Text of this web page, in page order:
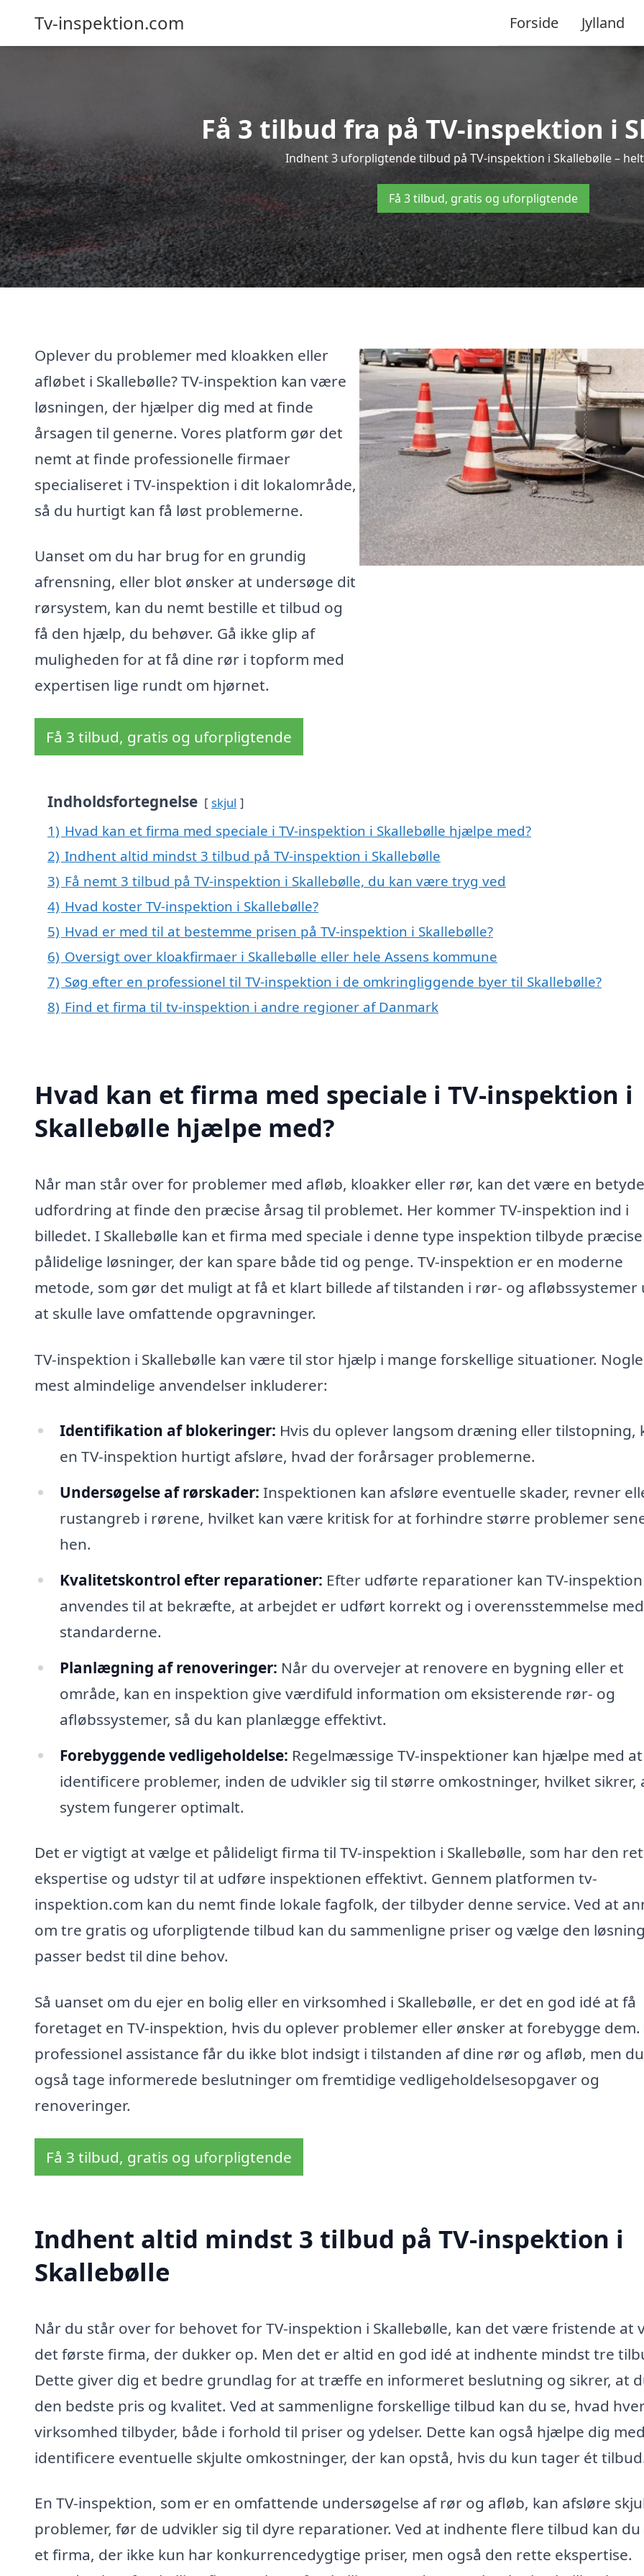
Tv-inspektion.com Forside Jylland
Få 3 tilbud fra på TV-inspektion i
Indhent 3 uforpligtende tilbud på TV-inspektion i Skallebølle –
Få 3 tilbud, gratis og uforpligtende
Oplever du problemer med kloakken eller
afløbet i Skallebølle? TV-inspektion kan være
løsningen, der hjælper dig med at finde
årsagen til generne. Vores platform gør det
nemt at finde professionelle firmaer
specialiseret i TV-inspektion i dit lokalområde,
så du hurtigt kan få løst problemerne.
Uanset om du har brug for en grundig
afrensning, eller blot ønsker at undersøge dit
rørsystem, kan du nemt bestille et tilbud og
få den hjælp, du behøver. Gå ikke glip af
muligheden for at få dine rør i topform med
expertisen lige rundt om hjørnet.
Få 3 tilbud, gratis og uforpligtende
Indholdsfortegnelse skjul
1) Hvad kan et firma med speciale i TV-inspektion i Skallebølle hjælpe med?
2) Indhent altid mindst 3 tilbud på TV-inspektion i Skallebølle
3) Få nemt 3 tilbud på TV-inspektion i Skallebølle, du kan være tryg ved
4) Hvad koster TV-inspektion i Skallebølle?
5) Hvad er med til at bestemme prisen på TV-inspektion i Skallebølle?
6) Oversigt over kloakfirmaer i Skallebølle eller hele Assens kommune
7) Søg efter en professionel til TV-inspektion i de omkringliggende byer til Skallebølle?
8) Find et firma til tv-inspektion i andre regioner af Danmark
Hvad kan et firma med speciale i TV-inspektion i
Skallebølle hjælpe med?
Når man står over for problemer med afløb, kloakker eller rør, kan det være en
udfordring at finde den præcise årsag til problemet. Her kommer TV-inspektion ind i
billedet. I Skallebølle kan et firma med speciale i denne type inspektion tilbyde
pålidelige løsninger, der kan spare både tid og penge. TV-inspektion er en moderne
metode, som gør det muligt at få et klart billede af tilstanden i rør- og afløbssystemer
at skulle lave omfattende opgravninger.
TV-inspektion i Skallebølle kan være til stor hjælp i mange forskellige situationer.
mest almindelige anvendelser inkluderer:
Identifikation af blokeringer: Hvis du oplever langsom dræning eller tilstopning,
en TV-inspektion hurtigt afsløre, hvad der forårsager problemerne.
Undersøgelse af rørskader: Inspektionen kan afsløre eventuelle skader, revner
rustangreb i rørene, hvilket kan være kritisk for at forhindre større problemer
hen.
Kvalitetskontrol efter reparationer: Efter udførte reparationer kan TV-inspektion
anvendes til at bekræfte, at arbejdet er udført korrekt og i overensstemmelse med
standarderne.
Planlægning af renoveringer: Når du overvejer at renovere en bygning eller et
område, kan en inspektion give værdifuld information om eksisterende rør- og
afløbssystemer, så du kan planlægge effektivt.
Forebyggende vedligeholdelse: Regelmæssige TV-inspektioner kan hjælpe med at
identificere problemer, inden de udvikler sig til større omkostninger, hvilket sikrer,
system fungerer optimalt.
Det er vigtigt at vælge et pålideligt firma til TV-inspektion i Skallebølle, som har den
ekspertise og udstyr til at udføre inspektionen effektivt. Gennem platformen tv-
inspektion.com kan du nemt finde lokale fagfolk, der tilbyder denne service. Ved at
om tre gratis og uforpligtende tilbud kan du sammenligne priser og vælge den
passer bedst til dine behov.
Så uanset om du ejer en bolig eller en virksomhed i Skallebølle, er det en god idé at få
foretaget en TV-inspektion, hvis du oplever problemer eller ønsker at forebygge dem.
professionel assistance får du ikke blot indsigt i tilstanden af dine rør og afløb, men
også tage informerede beslutninger om fremtidige vedligeholdelsesopgaver og
renoveringer.
Få 3 tilbud, gratis og uforpligtende
Indhent altid mindst 3 tilbud på TV-inspektion i
Skallebølle
Når du står over for behovet for TV-inspektion i Skallebølle, kan det være fristende at
det første firma, der dukker op. Men det er altid en god idé at indhente mindst tre
Dette giver dig et bedre grundlag for at træffe en informeret beslutning og sikrer, at
den bedste pris og kvalitet. Ved at sammenligne forskellige tilbud kan du se, hvad
virksomhed tilbyder, både i forhold til priser og ydelser. Dette kan også hjælpe dig
identificere eventuelle skjulte omkostninger, der kan opstå, hvis du kun tager ét
En TV-inspektion, som er en omfattende undersøgelse af rør og afløb, kan afsløre
problemer, før de udvikler sig til dyre reparationer. Ved at indhente flere tilbud kan
et firma, der ikke kun har konkurrencedygtige priser, men også den rette ekspertise.